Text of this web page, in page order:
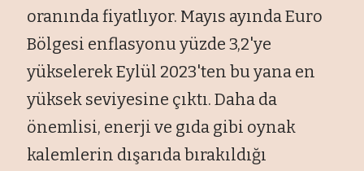
oranında fiyatlıyor. Mayıs ayında Euro
Bölgesi enflasyonu yüzde 3,2'ye
yükselerek Eylül 2023'ten bu yana en
yüksek seviyesine çıktı. Daha da
önemlisi, enerji ve gıda gibi oynak
kalemlerin dışarıda bırakıldığı